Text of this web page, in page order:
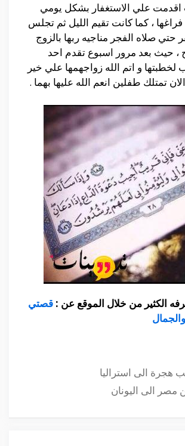
علي الاستغفار بشكل يومي
، كما كانت تقيم الليل ثم تجلس
حتي صلاه الفجر مناجيه ربها بالزوج
، حيث بعد مرور اسبوع تقدم احد
لخطبتها و اتم الله زواجهمها علي خير
تمتلك طفلين انعم الله عليها بهما .
الكثير من خلال الموقع عن : قصتي
هجرة الى استراليا
مصر الى اليونان